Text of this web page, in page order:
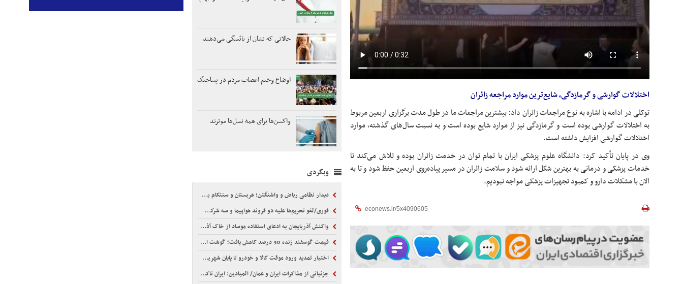
اختلالات گوارشی و گرمازدگی، شایع‌ترین موارد مراجعه زائران
توکلی در ادامه با اشاره به نوع مراجعات زائران داد: بیشترین مراجعات ما در طول مدت برگزاری اربعین مربوط
به اختلالات گوارشی بوده است و گرمازدگی نیز از موارد شایع بوده است و به نسبت سال‌های گذشته، موارد
اختلالات گوارشی افزایش داشته است.
وی در پایان تأکید کرد: دانشگاه علوم پزشکی ایران با تمام توان در خدمت زائران بوده و تلاش می‌کند تا
خدمات پزشکی و درمانی به بهترین شکل ارائه شود و سلامت زائران در مسیر پیاده‌روی اربعین حفظ شود و تا به
الان با مشکلات دارو و کمبود تجهیزات پزشکی مواجه نبودیم.
حالاتی که نشان از یائسگی می‌دهند
اوضاع وخیم اعصاب مردم در پساجنگ
واکسن‌ها برای همه نسل‌ها موثرند
وبگردی
دیدار نظامی ریاض و واشنگتن؛ عربستان و سنتکام بر گسترش همکاری‌های دفاعی تأکید کردند
فوری/لغو تحریم‌‌ها علیه دو فروند هواپیما و سه شرکت هواپیمایی مرتبط با سپاه پاسداران
واکنش آذربایجان به ادعای استفاده موساد از خاک آذربایجان علیه ایران
قیمت گوسفند زنده 30 درصد کاهش یافت؛ گوشت ارزان نشد
اختیار تمدید ورود موقت کالا و خودرو تا پایان شهریور ابلاغ شد
جزئیاتی از مذاکرات ایران و عمان/ المیادین: ایران تاکید دارد که تردد در تنگه هرمز باید در یک سامانه ویژه ثبت شود